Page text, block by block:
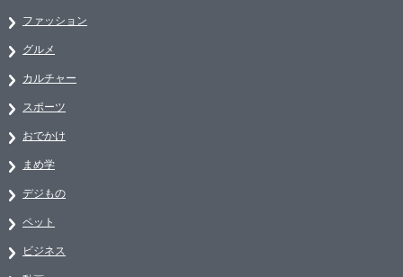
ファッション
グルメ
カルチャー
スポーツ
おでかけ
まめ学
デジもの
ペット
ビジネス